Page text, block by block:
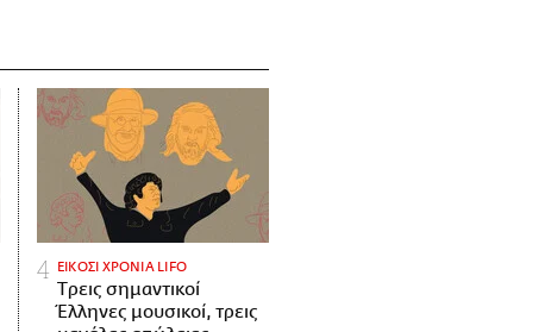
ΕΙΚΟΣΙ ΧΡΟΝΙΑ LIFO
Tρεις σημαντικοί
Έλληνες μουσικοί, τρεις